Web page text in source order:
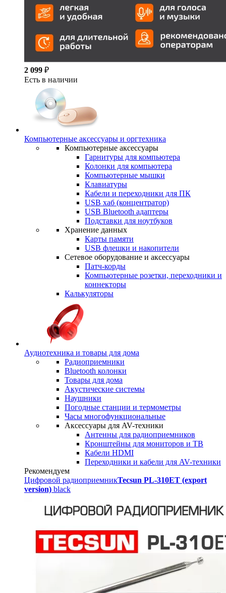
2 099 ₽
Есть в наличии
Компьютерные аксессуары и оргтехника
Компьютерные аксессуары
Гарнитуры для компьютера
Колонки для компьютера
Компьютерные мышки
Клавиатуры
Кабели и переходники для ПК
USB хаб (концентратор)
USB Bluetooth адаптеры
Подставки для ноутбуков
Хранение данных
Карты памяти
USB флешки и накопители
Сетевое оборудование и аксессуары
Патч-корды
Компьютерные розетки, переходники и
коннекторы
Калькуляторы
Аудиотехника и товары для дома
Радиоприемники
Bluetooth колонки
Товары для дома
Акустические системы
Наушники
Погодные станции и термометры
Часы многофункциональные
Аксессуары для AV-техники
Антенны для радиоприемников
Кронштейны для мониторов и ТВ
Кабели HDMI
Переходники и кабели для AV-техники
Рекомендуем
Цифровой радиоприемникTecsun PL-310ET (export
version) black